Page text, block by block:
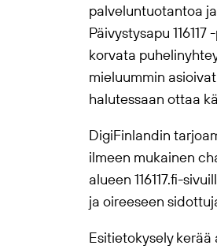
palveluntuotantoa
Päivystysapu 116117
korvata
mieluummin
halutessaan ottaa
DigiFinlandin
ilmeen mukainen
alueen 116117.fi-
ja oireeseen
Esitietokysely